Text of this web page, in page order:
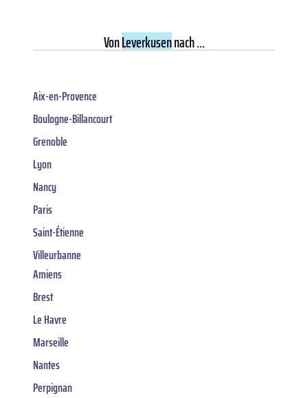
VonLeverkusennach ...
Aix-en-Provence
Boulogne-Billancourt
Grenoble
Lyon
Nancy
Paris
Saint-Étienne
Villeurbanne
Amiens
Brest
Le Havre
Marseille
Nantes
Perpignan